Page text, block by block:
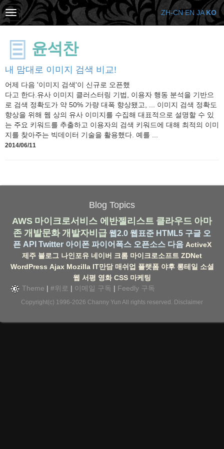
윤석찬
내 맘대로 이미지 검색 비교!
어제 다음 '이미지 검색'이 신규로 오픈했
다고 한다.유사 이미지 클러스터링 기법, 이용자 행동 분석을 기반으
로 검색 정확도가 약 50% 가량 대폭 향상됐고, ... 이미지 검색 정확도
향상을 위해 웹 상의 유사 이미지를 수집해 대표적으로 설명할 수 있
는 주요 키워드를 추출하고 이용자의 검색 키워드에 대해 최적의 이미
지를 찾아주는 빅데이터 기술을 활용했다. 예를 ...
2014/06/11
Blog Topics
AWS 마이크로서비스 에반젤리스트 클라우드 아마
존 개발문화 개발자비급 웹2.0 웹표준 HTML5 구글 오
픈 API Twitter 아이폰 파이어폭스 오픈소스 다음 ActiveX
제주 블로그 나인포유 네이버 크롬 마이크로소프트 ZDNet
WordPress Ajax Mozilla IT만담 매쉬업 플랫폼 야후 롱테일 소셜
웹 서평 영화 CSS 마케팅
Theme | #위로 | 이메일 구독 | Feedly 구독
Copyright(c) 1996-2026 Channy Yun All rights reserved. Disclaimer
ZH-CN EN JA KO